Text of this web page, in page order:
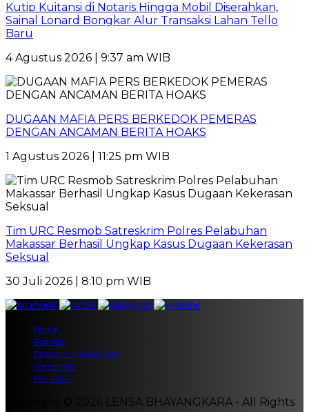
Kutip Kuitansi di Notaris Hingga Mobil Diserahkan,
Sainal Lonard Bongkar Alur Transaksi Lahan Tello
Baru
4 Agustus 2026 | 9:37 am WIB
DUGAAN MAFIA PERS BERKEDOK PEMERAS
DENGAN ANCAMAN BERITA HOAKS
1 Agustus 2026 | 11:25 pm WIB
Tim URC Resmob Satreskrim Polres Pelabuhan
Makassar Berhasil Ungkap Kasus Dugaan Kekerasan
Seksual
30 Juli 2026 | 8:10 pm WIB
Home
Redaksi
Pedoman Media Siber
Disclaimer
Info Iklan
Copyright © 2026 LENSA BHAYANGKARA - All Rights